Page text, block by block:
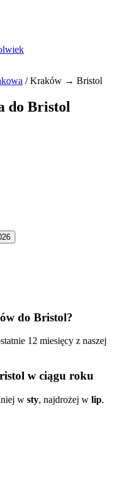
/Kraków → Bristol
do Bristol
do Bristol?
12 miesięcy z naszej
w ciągu roku
w sty, najdrożej w lip.